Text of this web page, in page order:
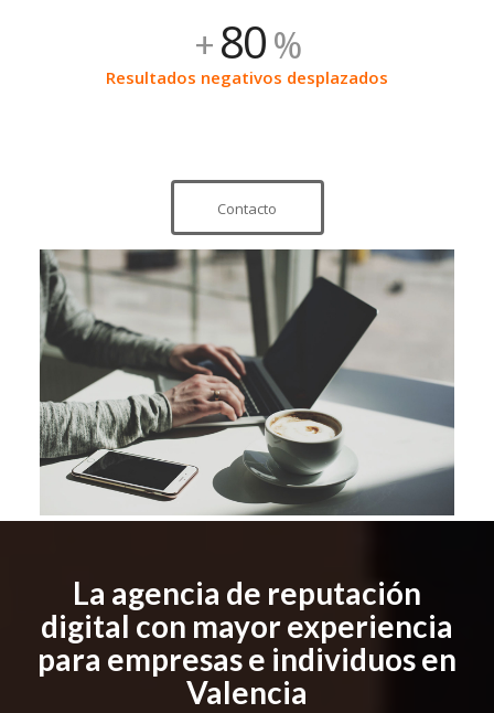
+80%
Resultados negativos desplazados
Contacto
La agencia de reputación
digital con mayor experiencia
para empresas e individuos en
Valencia